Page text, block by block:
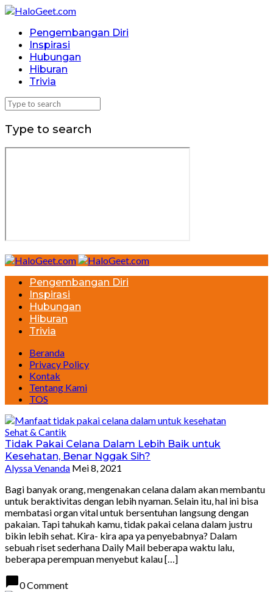
Pengembangan Diri
Inspirasi
Hubungan
Hiburan
Trivia
Type to search
Pengembangan Diri
Inspirasi
Hubungan
Hiburan
Trivia
Beranda
Privacy Policy
Kontak
Tentang Kami
TOS
Sehat & Cantik
Tidak Pakai Celana Dalam Lebih Baik untuk
Kesehatan, Benar Nggak Sih?
Alyssa Venanda Mei 8, 2021
Bagi banyak orang, mengenakan celana dalam akan membantu
untuk beraktivitas dengan lebih nyaman. Selain itu, hal ini bisa
membatasi organ vital untuk bersentuhan langsung dengan
pakaian. Tapi tahukah kamu, tidak pakai celana dalam justru
bikin lebih sehat. Kira- kira apa ya penyebabnya? Dalam
sebuah riset sederhana Daily Mail beberapa waktu lalu,
beberapa perempuan menyebut kalau […]
chat_bubble0 Comment